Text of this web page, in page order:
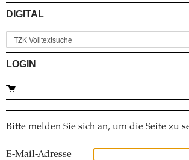
DIGITAL
LOGIN
Bitte melden Sie sich an, um die Seite zu
E-Mail-Adresse